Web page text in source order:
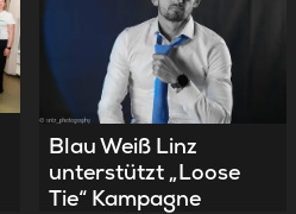
Blau Weiß Linz
unterstützt „Loose
Tie“ Kampagne